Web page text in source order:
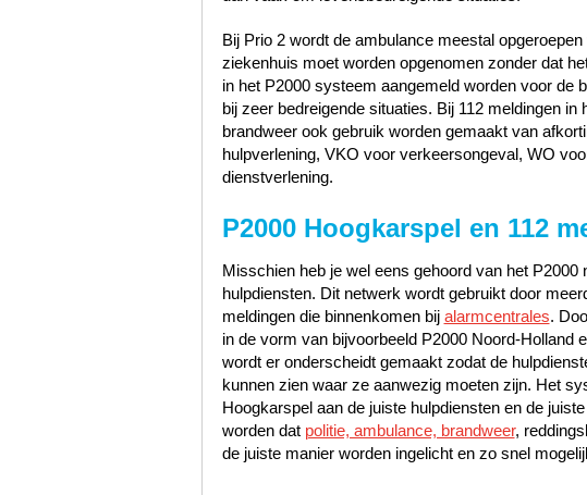
Bij Prio 2 wordt de ambulance meestal
ziekenhuis moet worden opgenomen zonder dat
in het P2000 systeem aangemeld worden voor de
bij zeer bedreigende situaties. Bij 112 meldingen
brandweer ook gebruik worden gemaakt van
hulpverlening, VKO voor verkeersongeval, WO
dienstverlening.
P2000 Hoogkarspel en 112
Misschien heb je wel eens gehoord van het
hulpdiensten. Dit netwerk wordt gebruikt door
meldingen die binnenkomen bij alarmcentrales.
in de vorm van bijvoorbeeld P2000 Noord-Holland
wordt er onderscheidt gemaakt zodat de
kunnen zien waar ze aanwezig moeten zijn. Het
Hoogkarspel aan de juiste hulpdiensten en de
worden dat politie, ambulance, brandweer,
de juiste manier worden ingelicht en zo snel